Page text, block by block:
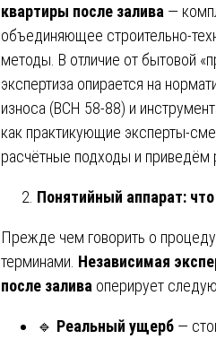
квартиры после залива —
объединяющее строительно-
методы. В отличие от бытовой
экспертиза опирается на
износа (ВСН 58-88) и
как практикующие эксперты-
расчётные подходы и приведём
Понятийный аппарат:
Прежде чем говорить о
терминами. Независимая
после залива оперирует
🔹 Реальный ущерб —